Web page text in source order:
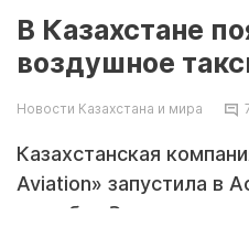
В Казахстане
воздушное
Новости Казахстана и мира
Казахстанская
Aviation» запустила в
службу «Әуе такси» с